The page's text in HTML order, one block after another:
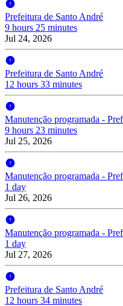
Prefeitura de Santo André
9 hours 25 minutes
Jul 24, 2026
Prefeitura de Santo André
12 hours 33 minutes
Manutenção programada -
9 hours 23 minutes
Jul 25, 2026
Manutenção programada -
1 day
Jul 26, 2026
Manutenção programada -
1 day
Jul 27, 2026
Prefeitura de Santo André
12 hours 34 minutes